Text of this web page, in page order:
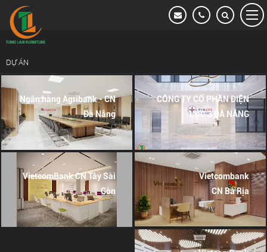
VĂN PHÒNG LÀM VIỆC
KHÁCH SẠN & RESORT
CĂN HỘ CAO CẤP
NHÀ Ở TƯ NHÂN
HỆ THỐNG NGÂN HÀNG VIETINBANK
HỆ THỐNG NGÂN HÀNG AGRIBANK
DỰ ÁN
Ngân hàng Agribank - CN
Đà Nẵng
CÔNG TY CỔ PHẦN ĐIỆN
LỰC 3 ĐÀ NẴNG
VietcomBank CN Tây Sài
Gòn
Vietcombank
CN Bà Rịa